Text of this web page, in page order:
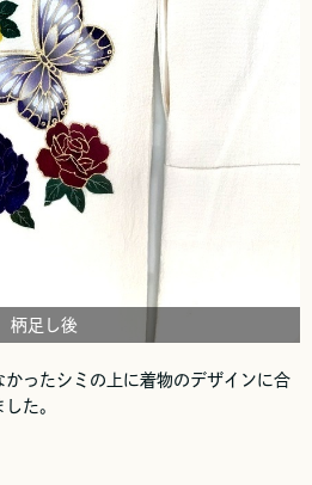
柄足し後
ったシミの上に着物のデザインに合
た。